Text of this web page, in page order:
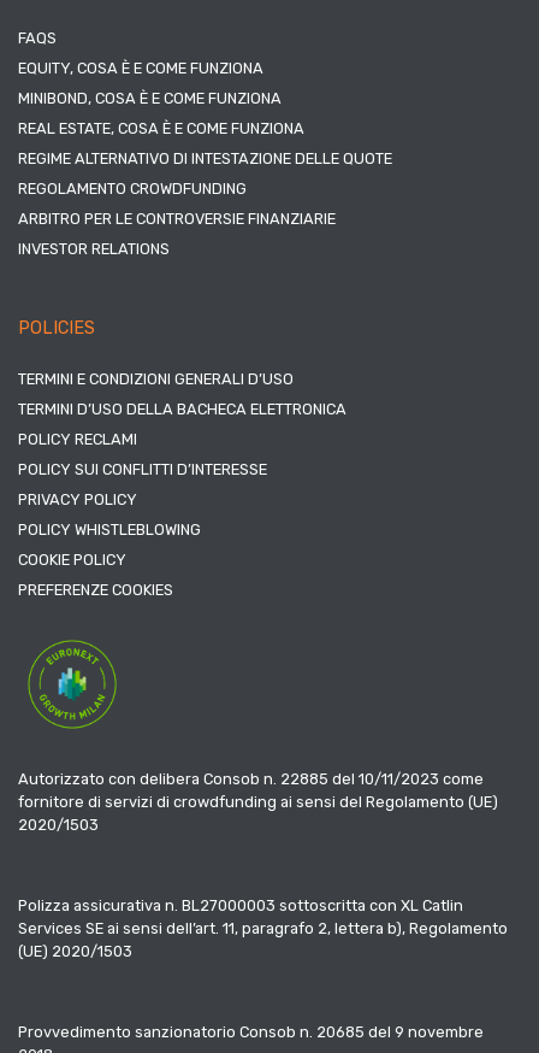
FAQS
EQUITY, COSA È E COME FUNZIONA
MINIBOND, COSA È E COME FUNZIONA
REAL ESTATE, COSA È E COME FUNZIONA
REGIME ALTERNATIVO DI INTESTAZIONE DELLE QUOTE
REGOLAMENTO CROWDFUNDING
ARBITRO PER LE CONTROVERSIE FINANZIARIE
INVESTOR RELATIONS
POLICIES
TERMINI E CONDIZIONI GENERALI D’USO
TERMINI D’USO DELLA BACHECA ELETTRONICA
POLICY RECLAMI
POLICY SUI CONFLITTI D’INTERESSE
PRIVACY POLICY
POLICY WHISTLEBLOWING
COOKIE POLICY
PREFERENZE COOKIES
Autorizzato con delibera Consob n. 22885 del 10/11/2023 come
fornitore di servizi di crowdfunding ai sensi del Regolamento (UE)
2020/1503
Polizza assicurativa n. BL27000003 sottoscritta con XL Catlin
Services SE ai sensi dell’art. 11, paragrafo 2, lettera b), Regolamento
(UE) 2020/1503
Provvedimento sanzionatorio Consob n. 20685 del 9 novembre